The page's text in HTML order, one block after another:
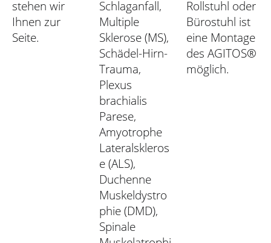
stehen wir
Ihnen zur
Seite.
Schlaganfall,
Multiple
Sklerose (MS),
Schädel-Hirn-
Trauma,
Plexus
brachialis
Parese,
Amyotrophe
Lateralskleros
e (ALS),
Duchenne
Muskeldystro
phie (DMD),
Spinale
Rollstuhl oder
Bürostuhl ist
eine Montage
des AGITOS®
möglich.